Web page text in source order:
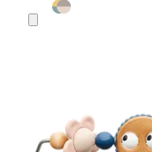
au